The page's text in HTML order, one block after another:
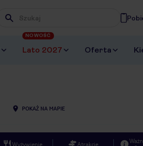
Wpisz frazę, której szukasz
Lato 2027
NOWOŚĆ
Oferta
POKAŻ NA MAPIE
Wyżywienie Atrakcje